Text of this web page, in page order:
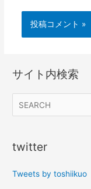
サイト内検索
twitter
Tweets by toshiikuo